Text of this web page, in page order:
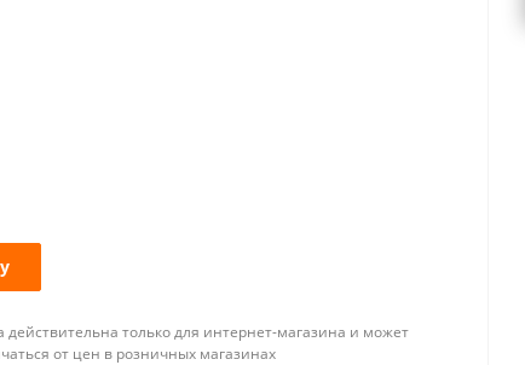
действительна только для интернет-магазина и может
от цен в розничных магазинах